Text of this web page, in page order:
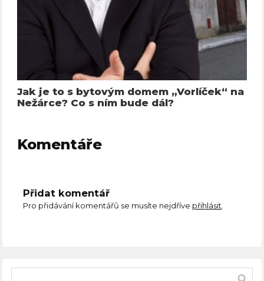
Jak je to s bytovým domem „Vorlíček“ na
Nežárce? Co s ním bude dál?
Komentáře
Přidat komentář
Pro přidávání komentářů se musíte nejdříve přihlásit